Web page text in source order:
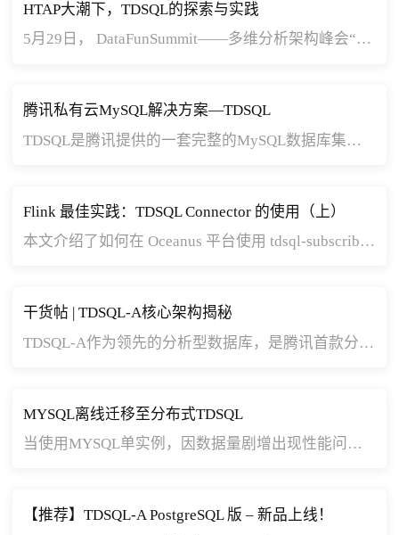
HTAP大潮下，TDSQL的探索与实践
5月29日， DataFunSummit——多维分析架构峰会“HTAP 引擎论坛”如约而至，本论坛由腾讯云数据库技术总监李跃森老师出品。同时，论坛上，腾讯云数据库高级工程师陈再妮带来了主题为“TDSQL在HTAP领的探索与实践”的演讲分享，以下为分享回顾。
腾讯私有云MySQL解决方案—TDSQL
TDSQL是腾讯提供的一套完整的MySQL数据库集群化管理解决方案，作为私有云TStack平台重要的数据库产品能力，旨在解决高可用、高性能、分布式、配套设施等方面问题。
Flink 最佳实践：TDSQL Connector 的使用（上）
本文介绍了如何在 Oceanus 平台使用 tdsql-subscribe-connector [1] ，从 TDSQL-MySQL 订阅任务 [2] 创建，到 Oceanus 作业创建、最终数据验证，实现全流程的操作指导。需要注意的是，本文默认已经创建 TDSQL-MySQL 实例和 Oceanus 集群，并且二者在同一 VPC 下或者不同 VPC 下但网络已经打通。
干货帖 | TDSQL-A核心架构揭秘
TDSQL-A作为领先的分析型数据库，是腾讯首款分布式分析型数据库，采用全并行无共享架构，具有自研列式存储引擎，支持行列混合存储，适应于海量OLAP关联分析查询场景。它能够支持2000台物理服务器以上的集群规模，存储容量能达到单数据库实例百P级。
MYSQL离线迁移至分布式TDSQL
当使用MYSQL单实例，因数据量剧增出现性能问题的时候，普通的分库分表又难以满足其需求，一些客户会考虑迁移至分布式数据库。TDSQL 分布式是一款面向金融领域的一款数据库，适合应用在海量数据、高性能，高并发的使用场景。那么我们从MYSQL迁移至TDSQL都有哪些途径呢 ？
【推荐】TDSQL-A PostgreSQL 版 – 新品上线！